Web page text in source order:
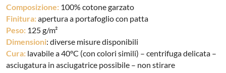
Composizione: 100% cotone garzato
Finitura:apertura a portafoglio con patta
Peso: 125 g/m²
Dimensioni: diverse misure disponibili
Cura: lavabile a 40°C (con colori simili) – centrifuga delicata –
asciugatura in asciugatrice possibile – non stirare